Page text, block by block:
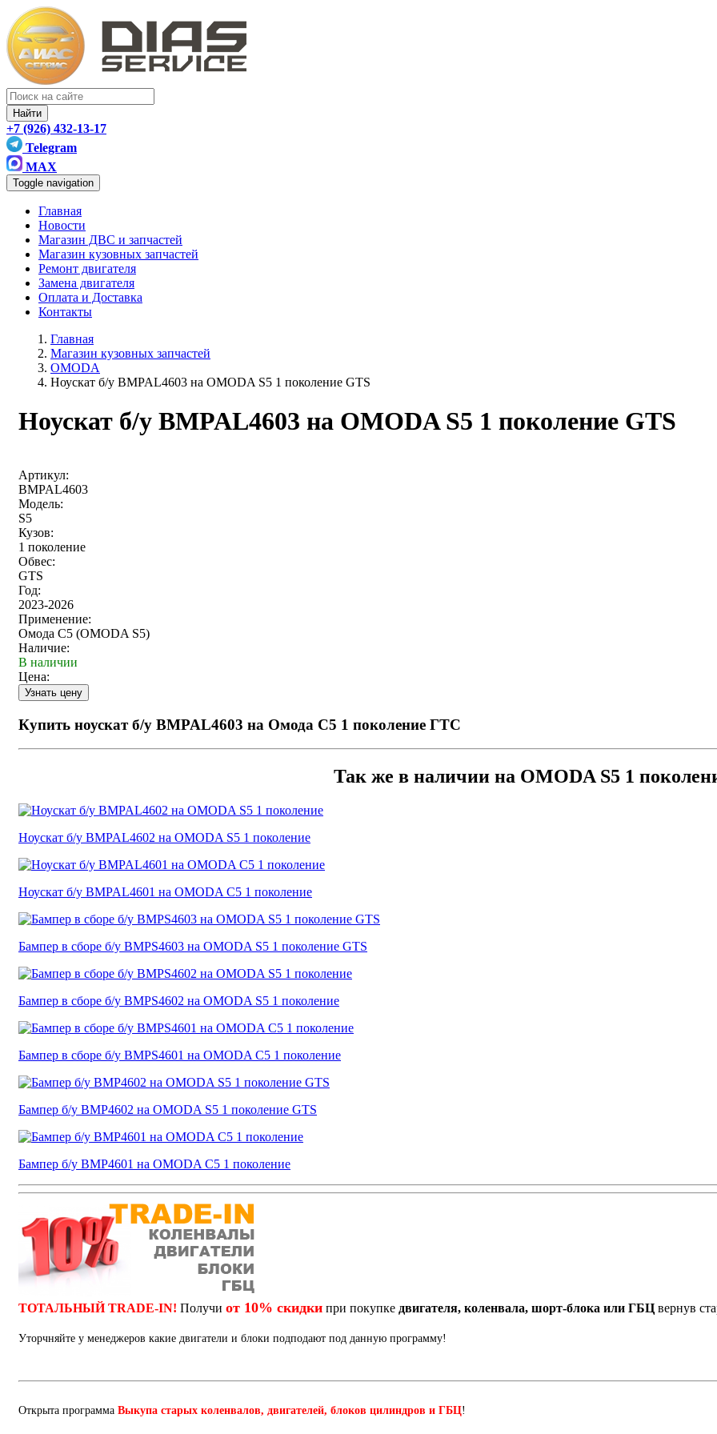
Найти
+7 (926) 432-13-17
Telegram
MAX
Toggle navigation
Главная
Новости
Магазин ДВС и запчастей
Магазин кузовных запчастей
Ремонт двигателя
Замена двигателя
Оплата и Доставка
Контакты
Главная
Магазин кузовных запчастей
OMODA
Ноускат б/у BMPAL4603 на OMODA S5 1 поколение GTS
Ноускат б/у BMPAL4603 на OMODA S5 1 поколение GTS
Артикул:
BMPAL4603
Модель:
S5
Кузов:
1 поколение
Обвес:
GTS
Год:
2023-2026
Применение:
Омода С5 (OMODA S5)
Наличие:
В наличии
Цена:
Купить ноускат б/у BMPAL4603 на Омода С5 1 поколение ГТС
Так же в наличии на OMODA S5 1
Ноускат б/у BMPAL4602 на OMODA S5 1 поколение
Ноускат б/у BMPAL4601 на OMODA C5 1 поколение
Бампер в сборе б/у BMPS4603 на OMODA S5 1 поколение GTS
Бампер в сборе б/у BMPS4602 на OMODA S5 1 поколение
Бампер в сборе б/у BMPS4601 на OMODA C5 1 поколение
Бампер б/у BMP4602 на OMODA S5 1 поколение GTS
Бампер б/у BMP4601 на OMODA C5 1 поколение
ТОТАЛЬНЫЙ TRADE-IN! Получи от 10% скидки при покупке двигателя, коленвала, шорт-блока или ГБЦ вернув
Уторчняйте у менеджеров какие двигатели и блоки подподают под данную программу!
Открыта программа Выкупа старых коленвалов, двигателей, блоков цилиндров и ГБЦ!